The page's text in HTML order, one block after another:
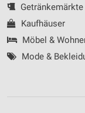
Getränkemärkte
Kaufhäuser
Möbel &
Mode &